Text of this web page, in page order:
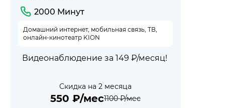
2000 Минут
Домашний интернет, мобильная связь, ТВ,
онлайн-кинотеатр KION
Видеонаблюдение за 149 ₽/месяц!
Скидка на 2 месяца
550 ₽/мес1100₽/мес